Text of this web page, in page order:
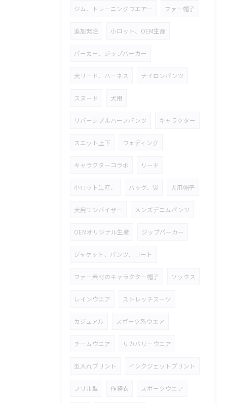
ジム、トレーニングウエアー ファー帽子
追加発注 小ロット、OEM生産
パーカー、ジップパーカー
犬リード、ハーネス ナイロンパンツ
スヌード 犬用
リバーシブルハーフパンツ キャラクター
スエット上下 ウェディング
キャラクターコラボ リード
小ロット生産、 バッグ、袋 犬用帽子
犬用サンバイザー メンズデニムパンツ
OEMオリジナル生産 ジップパーカー
ジャケット、パンツ、コート
ファー素材のキャラクター帽子 ソックス
レインウエア ストレッチスーツ
カジュアル スポーツ系ウエア
チームウエア リカバリーウエア
型入れプリント インクジェットプリント
フリル型 作務衣 スポーツウエア